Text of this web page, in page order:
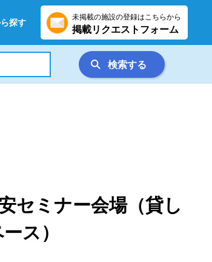
探す
未掲載の施設の登録はこちらから
掲載リクエストフォーム
検索する
セミナー会場（貸し
ス）